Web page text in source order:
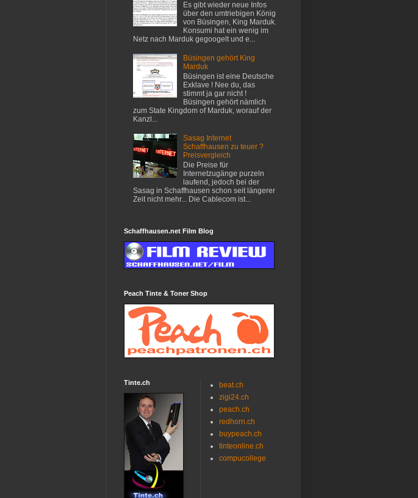
Es gibt wieder neue Infos
über den umtriebigen König
von Büsingen, King Marduk.
Konsumi hat ein wenig im
Netz nach Marduk gegoogelt und e...
Büsingen gehört King
Marduk
Büsingen ist eine Deutsche
Exklave ! Nee du, das
stimmt ja gar nicht !
Büsingen gehört nämlich
zum State Kingdom of Marduk, worauf der
Kanzl...
Sasag Internet
Schaffhausen zu teuer ?
Preisvergleich
Die Preise für
Internetzugänge purzeln
laufend, jedoch bei der
Sasag in Schaffhausen schon seit längerer
Zeit nicht mehr... Die Cablecom ist...
Schaffhausen.net Film Blog
Peach Tinte & Toner Shop
Tinte.ch
beat.ch
zigi24.ch
peach.ch
redhorn.ch
buypeach.ch
tinteonline.ch
compucollege